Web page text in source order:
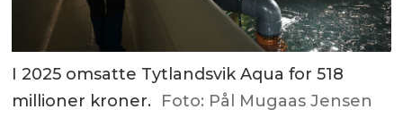
I 2025 omsatte Tytlandsvik Aqua for 518
millioner kroner. Foto: Pål Mugaas Jensen